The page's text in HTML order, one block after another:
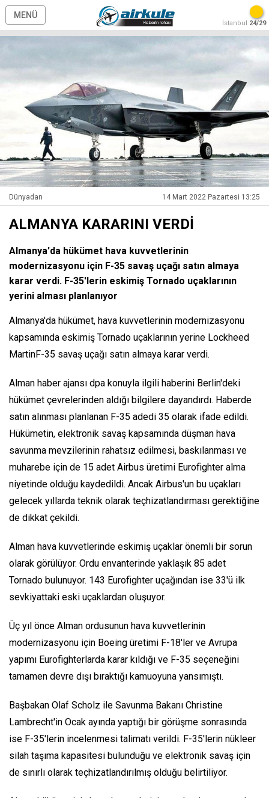
MENÜ
İstanbul 24/29
Dünyadan 14 Mart 2022 Pazartesi 13:25
ALMANYA KARARINI VERDİ
Almanya'da hükümet hava kuvvetlerinin
modernizasyonu için F-35 savaş uçağı satın almaya
karar verdi. F-35'lerin eskimiş Tornado uçaklarının
yerini alması planlanıyor
Almanya'da hükümet, hava kuvvetlerinin modernizasyonu
kapsamında eskimiş Tornado uçaklarının yerine Lockheed
MartinF-35 savaş uçağı satın almaya karar verdi.
Alman haber ajansı dpa konuyla ilgili haberini Berlin'deki
hükümet çevrelerinden aldığı bilgilere dayandırdı. Haberde
satın alınması planlanan F-35 adedi 35 olarak ifade edildi.
Hükümetin, elektronik savaş kapsamında düşman hava
savunma mevzilerinin rahatsız edilmesi, baskılanması ve
muharebe için de 15 adet Airbus üretimi Eurofighter alma
niyetinde olduğu kaydedildi. Ancak Airbus'un bu uçakları
gelecek yıllarda teknik olarak teçhizatlandırması gerektiğine
de dikkat çekildi.
Alman hava kuvvetlerinde eskimiş uçaklar önemli bir sorun
olarak görülüyor. Ordu envanterinde yaklaşık 85 adet
Tornado bulunuyor. 143 Eurofighter uçağından ise 33'ü ilk
sevkiyattaki eski uçaklardan oluşuyor.
Üç yıl önce Alman ordusunun hava kuvvetlerinin
modernizasyonu için Boeing üretimi F-18'ler ve Avrupa
yapımı Eurofighterlarda karar kıldığı ve F-35 seçeneğini
tamamen devre dışı bıraktığı kamuoyuna yansımıştı.
Başbakan Olaf Scholz ile Savunma Bakanı Christine
Lambrecht'in Ocak ayında yaptığı bir görüşme sonrasında
ise F-35'lerin incelenmesi talimatı verildi. F-35'lerin nükleer
silah taşıma kapasitesi bulunduğu ve elektronik savaş için
de sınırlı olarak teçhizatlandırılmış olduğu belirtiliyor.